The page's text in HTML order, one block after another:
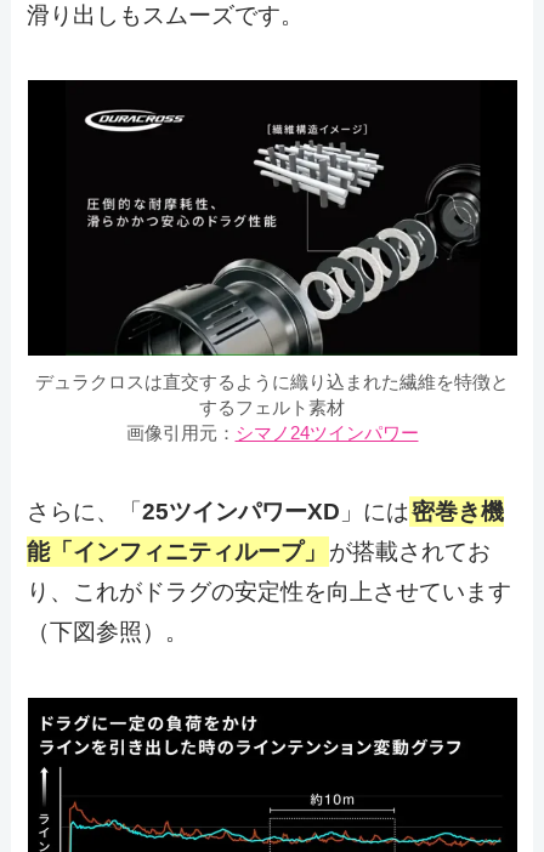
滑り出しもスムーズです。
デュラクロスは直交するように織り込まれた繊維を特徴と
するフェルト素材
画像引用元： シマノ24ツインパワー
さらに、「25ツインパワーXD 」には密巻き機
能「インフィニティループ」
が搭載されてお
り、これがドラグの安定性を向上させています
（下図参照）。